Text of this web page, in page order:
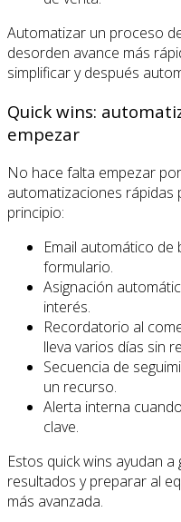
Automatizar un proceso
desorden avance más
simplificar y después
Quick wins:
empezar
No hace falta empezar
automatizaciones rápidas
principio:
Email automático
formulario.
Asignación
interés.
Recordatorio al
lleva varios días sin
Secuencia de
un recurso.
Alerta interna
clave.
Estos quick wins ayudan
resultados y preparar al
más avanzada.